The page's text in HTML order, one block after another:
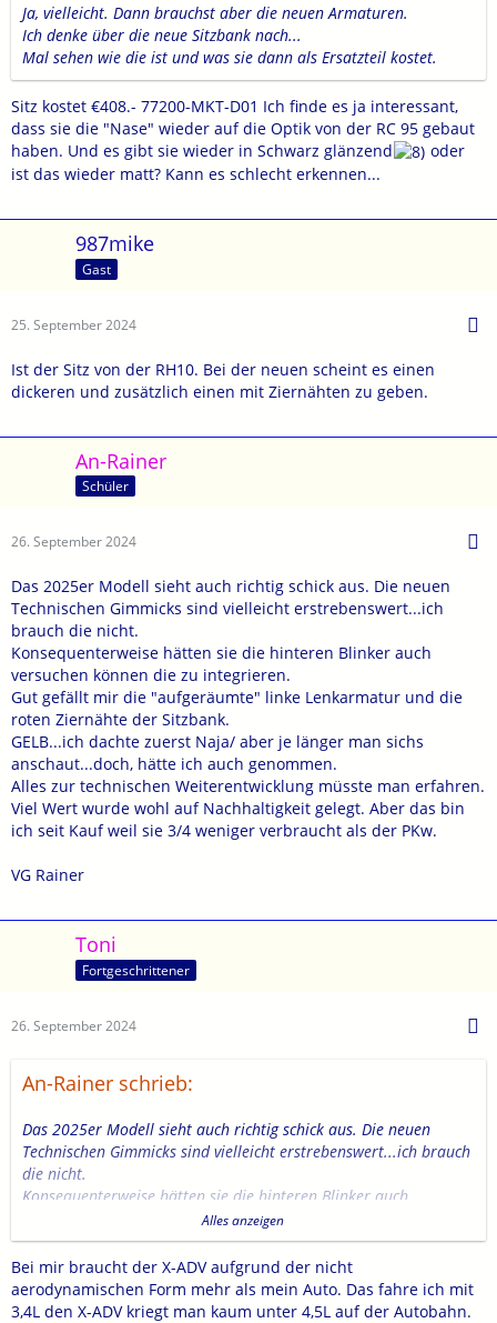
Ja, vielleicht. Dann brauchst aber die neuen Armaturen.
Ich denke über die neue Sitzbank nach...
Mal sehen wie die ist und was sie dann als Ersatzteil kostet.
Sitz kostet €408.- 77200-MKT-D01 Ich finde es ja interessant,
dass sie die "Nase" wieder auf die Optik von der RC 95 gebaut
haben. Und es gibt sie wieder in Schwarz glänzend
oder
ist das wieder matt? Kann es schlecht erkennen...
987mike
Gast
25. September 2024
Ist der Sitz von der RH10. Bei der neuen scheint es einen
dickeren und zusätzlich einen mit Ziernähten zu geben.
An-Rainer
Schüler
26. September 2024
Das 2025er Modell sieht auch richtig schick aus. Die neuen
Technischen Gimmicks sind vielleicht erstrebenswert...ich
brauch die nicht.
Konsequenterweise hätten sie die hinteren Blinker auch
versuchen können die zu integrieren.
Gut gefällt mir die "aufgeräumte" linke Lenkarmatur und die
roten Ziernähte der Sitzbank.
GELB...ich dachte zuerst Naja/ aber je länger man sichs
anschaut...doch, hätte ich auch genommen.
Alles zur technischen Weiterentwicklung müsste man erfahren.
Viel Wert wurde wohl auf Nachhaltigkeit gelegt. Aber das bin
ich seit Kauf weil sie 3/4 weniger verbraucht als der PKw.
VG Rainer
Toni
Fortgeschrittener
26. September 2024
An-Rainer schrieb:
Das 2025er Modell sieht auch richtig schick aus. Die neuen
Technischen Gimmicks sind vielleicht erstrebenswert...ich brauch
die nicht.
Konsequenterweise hätten sie die hinteren Blinker auch
versuchen können die zu integrieren.
Gut gefällt mir die "aufgeräumte" linke Lenkarmatur und die
roten Ziernähte der Sitzbank.
GELB...ich dachte zuerst Naja/ aber je länger man sichs
anschaut...doch, hätte ich auch genommen.
Alles anzeigen
Bei mir braucht der X-ADV aufgrund der nicht
aerodynamischen Form mehr als mein Auto. Das fahre ich mit
3,4L den X-ADV kriegt man kaum unter 4,5L auf der Autobahn.